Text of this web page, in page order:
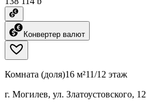
Конвертер валют
Комната (доля)16 м²11/12 этаж
г. Могилев, ул. Златоустовского, 12